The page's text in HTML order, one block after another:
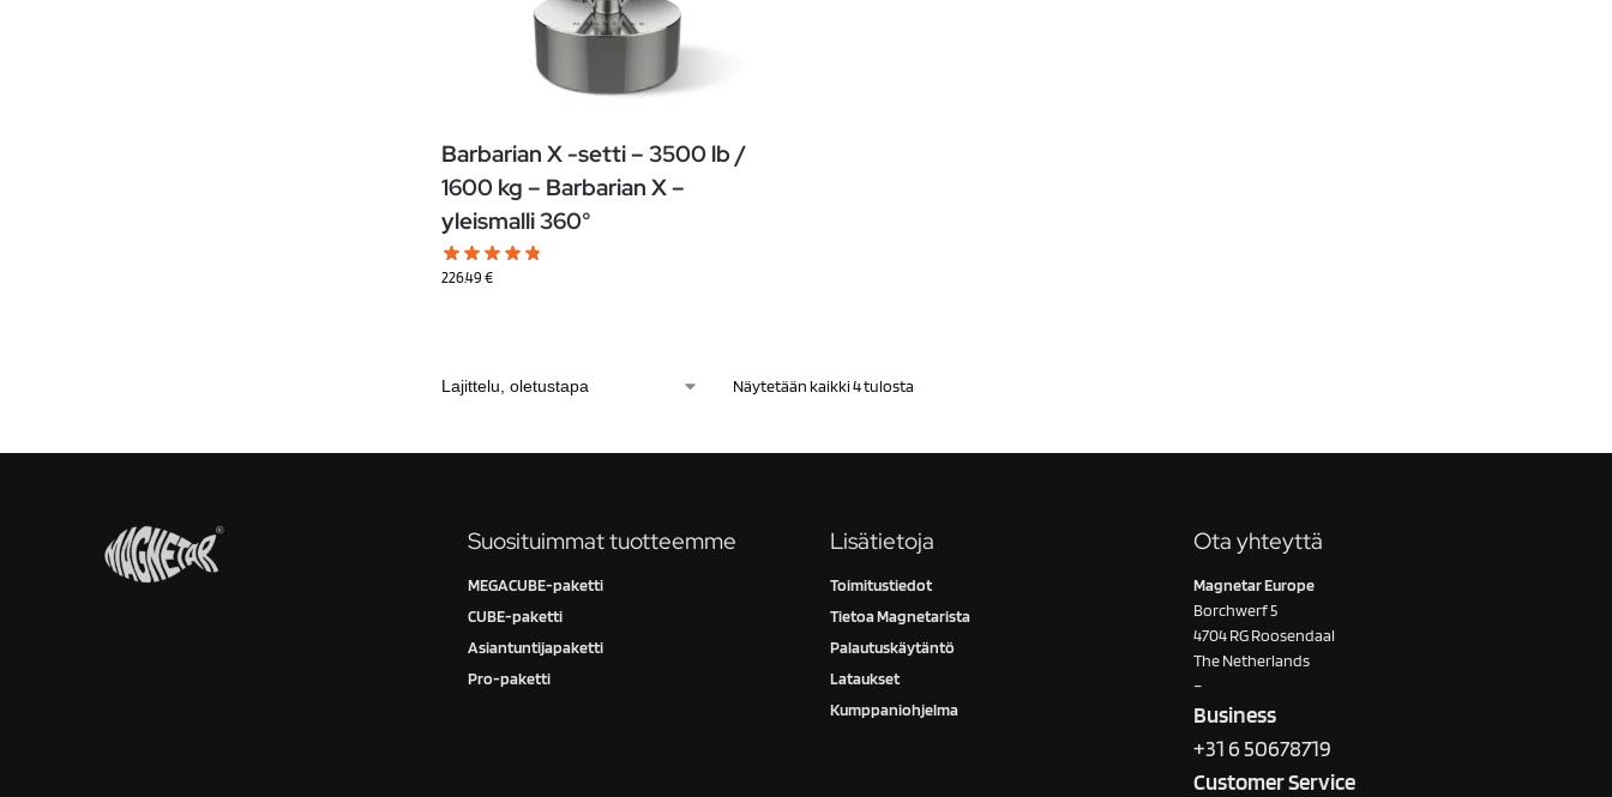
Barbarian X -setti – 3500 lb /
1600 kg – Barbarian X –
yleismalli 360°
226.49€
Näytetään kaikki 4 tulosta
Suosituimmat tuotteemme
MEGACUBE-paketti
CUBE-paketti
Asiantuntijapaketti
Pro-paketti
Lisätietoja
Toimitustiedot
Tietoa Magnetarista
Palautuskäytäntö
Lataukset
Kumppaniohjelma
Ota yhteyttä
Magnetar Europe
Borchwerf 5
4704 RG Roosendaal
The Netherlands
–
Business
+31 6 50678719
Customer Service